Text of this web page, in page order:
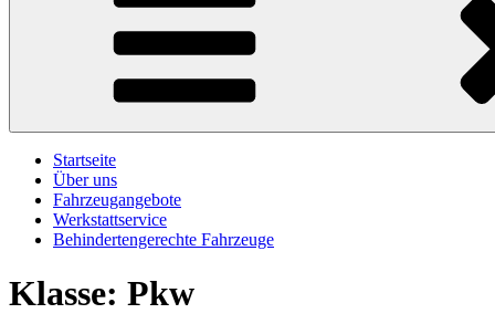
Startseite
Über uns
Fahrzeugangebote
Werkstattservice
Behindertengerechte Fahrzeuge
Klasse: Pkw